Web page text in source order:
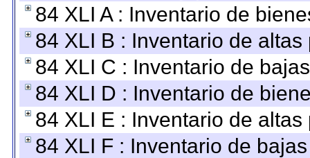
84 XLI A : Inventario de
84 XLI B : Inventario de
84 XLI C : Inventario de
84 XLI D : Inventario de
84 XLI E : Inventario de
84 XLI F : Inventario de